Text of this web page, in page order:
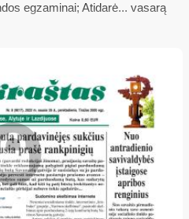
egzaminai; Atidarė... vasarą